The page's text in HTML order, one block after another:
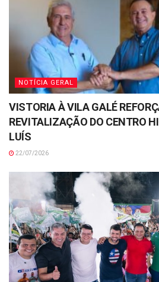
NOTÍCIA GERAL
VISTORIA À VILA GALÉ
REVITALIZAÇÃO DO CENTRO
LUÍS
22/07/2026